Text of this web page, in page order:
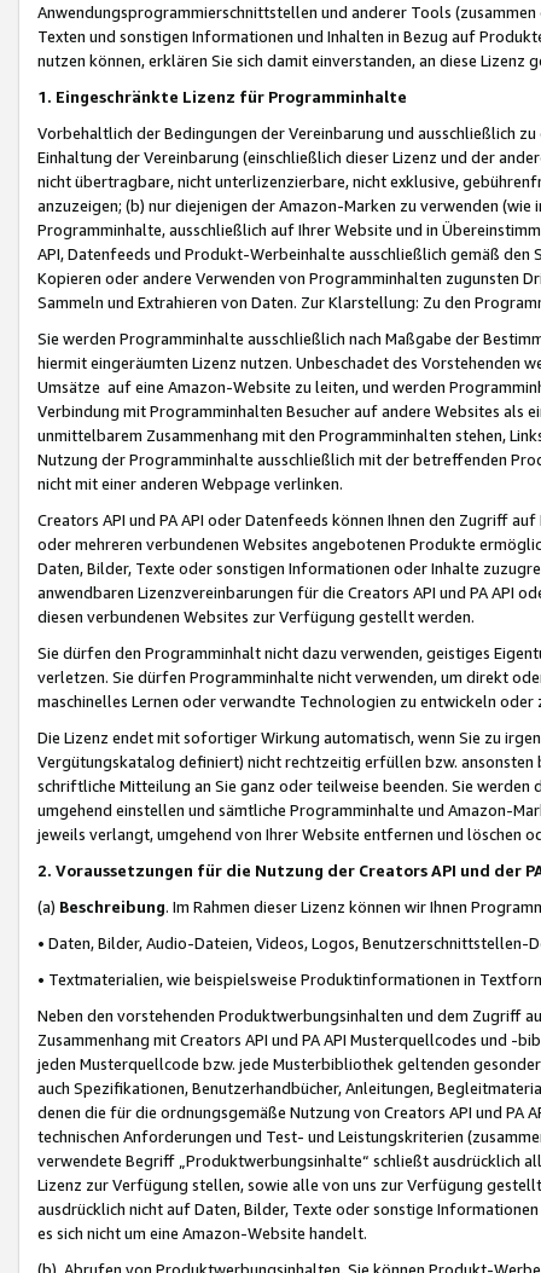
Anwendungsprogrammierschnittstellen und anderer Tools (zusammen
Texten und sonstigen Informationen und Inhalten in Bezug auf
nutzen können, erklären Sie sich damit einverstanden, an diese Lizenz
1. Eingeschränkte Lizenz für Programminhalte
Vorbehaltlich der Bedingungen der Vereinbarung und ausschließlich
Einhaltung der Vereinbarung (einschließlich dieser Lizenz und der
nicht übertragbare, nicht unterlizenzierbare, nicht exklusive,
anzuzeigen; (b) nur diejenigen der Amazon-Marken zu verwenden
Programminhalte, ausschließlich auf Ihrer Website und in
API, Datenfeeds und Produkt-Werbeinhalte ausschließlich gemäß
Kopieren oder andere Verwenden von Programminhalten zugunsten
Sammeln und Extrahieren von Daten. Zur Klarstellung: Zu den
Sie werden Programminhalte ausschließlich nach Maßgabe der
hiermit eingeräumten Lizenz nutzen. Unbeschadet des Vorstehenden
Umsätze auf eine Amazon-Website zu leiten, und werden
Verbindung mit Programminhalten Besucher auf andere Websites als
unmittelbarem Zusammenhang mit den Programminhalten stehen,
Nutzung der Programminhalte ausschließlich mit der betreffenden
nicht mit einer anderen Webpage verlinken.
Creators API und PA API oder Datenfeeds können Ihnen den Zugriff
oder mehreren verbundenen Websites angebotenen Produkte
Daten, Bilder, Texte oder sonstigen Informationen oder Inhalte
anwendbaren Lizenzvereinbarungen für die Creators API und PA API
diesen verbundenen Websites zur Verfügung gestellt werden.
Sie dürfen den Programminhalt nicht dazu verwenden, geistiges
verletzen. Sie dürfen Programminhalte nicht verwenden, um direkt
maschinelles Lernen oder verwandte Technologien zu entwickeln
Die Lizenz endet mit sofortiger Wirkung automatisch, wenn Sie zu
Vergütungskatalog definiert) nicht rechtzeitig erfüllen bzw. ansonsten
schriftliche Mitteilung an Sie ganz oder teilweise beenden. Sie werden
umgehend einstellen und sämtliche Programminhalte und Amazon-
jeweils verlangt, umgehend von Ihrer Website entfernen und löschen
2. Voraussetzungen für die Nutzung der Creators API und der
(a) Beschreibung. Im Rahmen dieser Lizenz können wir Ihnen
• Daten, Bilder, Audio-Dateien, Videos, Logos, Benutzerschnittstellen-
• Textmaterialien, wie beispielsweise Produktinformationen in
Neben den vorstehenden Produktwerbungsinhalten und dem Zugriff
Zusammenhang mit Creators API und PA API Musterquellcodes und
jeden Musterquellcode bzw. jede Musterbibliothek geltenden
auch Spezifikationen, Benutzerhandbücher, Anleitungen,
denen die für die ordnungsgemäße Nutzung von Creators API und PA
technischen Anforderungen und Test- und Leistungskriterien
verwendete Begriff „Produktwerbungsinhalte“ schließt ausdrücklich
Lizenz zur Verfügung stellen, sowie alle von uns zur Verfügung
ausdrücklich nicht auf Daten, Bilder, Texte oder sonstige
es sich nicht um eine Amazon-Website handelt.
(b) Abrufen von Produktwerbungsinhalten. Sie können Produkt-